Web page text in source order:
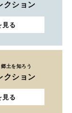
クション
見る
土を知ろう
クション
見る